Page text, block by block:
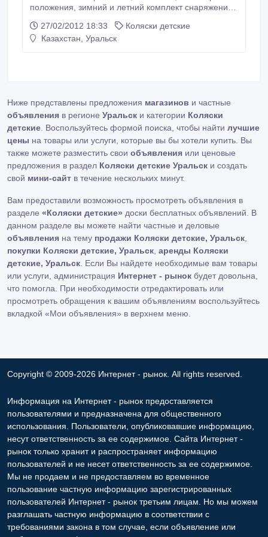
положения, зимний и летний комплект снаряжения,
27/02/2012 18:33
Коляски детские
Казахстан, Уральск
Ниже представлены предложения магазинов и частные
объявления в регионе Уральск и категории Коляски
детские . Воспользуйтесь формой поиска, чтобы найти лучшие
цены на товары или услуги, которые вы бы хотели купить. Вы
также можете разместить свои объявления или ценовые
предложения в раздел Коляски детские Уральск и создать
свой мини-сайт в течение нескольких минут.
Вам предоставили возможность просмотреть объявления в
разделе «Коляски детские» доски бесплатных объявлений. В
данном разделе вы можете найти частные и деловые
объявления на тему продажи Коляски детские, Уральск
покупки Коляски детские, Уральск аренды Коляски
детские, Уральск . Если Вы найдете необходимые вам товары
или услуги, администрация Интернет - рынок будет довольна,
что помогла. При необходимости отредактировать или
просмотреть обращения к вашим объявлениям воспользуйтесь
вкладкой «Мои объявления» в верхнем меню.
Copyright © 2009-2026 Интернет - рынок. All rights reserved.
Информация на Интернет - рынок предоставляется
пользователями и предназначена для общественного
использования. Пользователи, опубликовавшие информацию,
несут ответственность за ее содержимое. Сайта Интернет -
рынок только хранит и распространяет информацию
пользователей и не несет ответственность за ее содержимое.
Мы не продаем и не предоставляем во временное
пользование частную информацию зарегистрированных
пользователей Интернет - рынок третьим лицам. Но мы можем
разглашать частную информацию в соответствии с
требованиями закона в том случае, если объявление или